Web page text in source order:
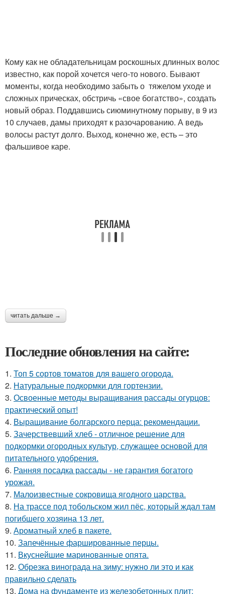
Кому как не обладательницам роскошных длинных волос
известно, как порой хочется чего-то нового. Бывают
моменты, когда необходимо забыть о тяжелом уходе и
сложных прическах, обстричь «свое богатство», создать
новый образ. Поддавшись сиюминутному порыву, в 9 из
10 случаев, дамы приходят к разочарованию. А ведь
волосы растут долго. Выход, конечно же, есть – это
фальшивое каре.
читать дальше →
Последние обновления на сайте:
1. Топ 5 сортов томатов для вашего огорода.
2. Натуральные подкормки для гортензии.
3. Освоенные методы выращивания рассады огурцов:
практический опыт!
4. Выращивание болгарского перца: рекомендации.
5. Зачерствевший хлеб - отличное решение для
подкормки огородных культур, служащее основой для
питательного удобрения.
6. Ранняя посадка рассады - не гарантия богатого
урожая.
7. Малоизвестные сокровища ягодного царства.
8. На трассе под тобольском жил пёс, который ждал там
погибшего хозяина 13 лет.
9. Ароматный хлеб в пакете.
10. Запечённые фаршированные перцы.
11. Вкуснейшие маринованные опята.
12. Обрезка винограда на зиму: нужно ли это и как
правильно сделать
13. Дома на фундаменте из железобетонных плит: